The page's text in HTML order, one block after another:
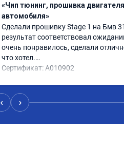
«Чип тюнинг, прошивка двигателя
автомобиля»
Сделали прошивку Stage 1 на Бмв
результат соответствовал
очень понравилось, сделали
что хотел.
Сертификат: A010902
‹ ›